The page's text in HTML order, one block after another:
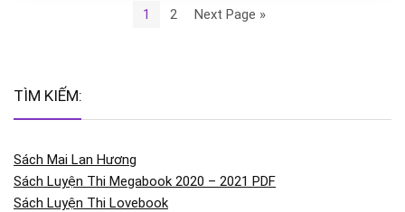
1 2 Next Page »
TÌM KIẾM:
Sách Mai Lan Hương
Sách Luyện Thi Megabook 2020 – 2021 PDF
Sách Luyện Thi Lovebook